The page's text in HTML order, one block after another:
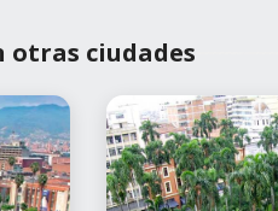
otras ciudades